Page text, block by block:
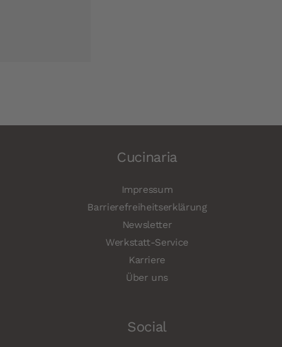
Cucinaria
Impressum
Barrierefreiheitserklärung
Newsletter
Werkstatt-Service
Karriere
Über uns
Social